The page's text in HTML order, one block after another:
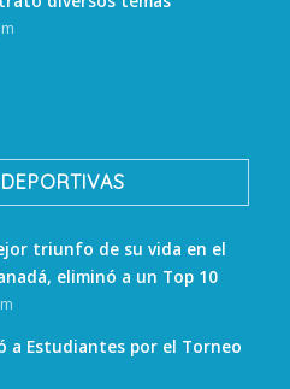
triunfo de su vida en el
eliminó a un Top 10
a Estudiantes por el Torneo